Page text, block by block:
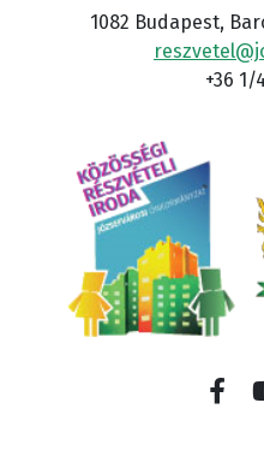
1082 Budapest,
+36 1/